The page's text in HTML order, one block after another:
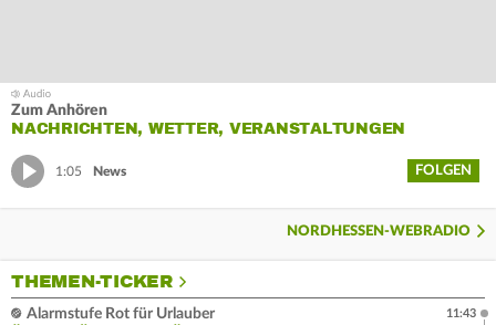
Zum Anhören
NACHRICHTEN, WETTER, VERANSTALTUNGEN
1:05 News FOLGEN
NORDHESSEN-WEBRADIO
THEMEN-TICKER
Alarmstufe Rot für Urlauber
11:43